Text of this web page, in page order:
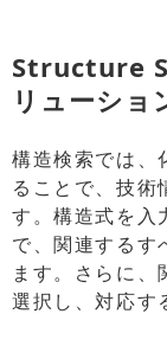
Structure
リューショ
構造検索では、
ることで、技術
す。構造式を入
で、関連するす
ます。さらに、
選択し、対応す